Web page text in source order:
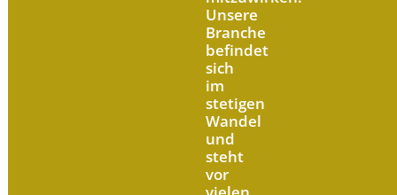
Unsere
Branche
befindet
sich
im
stetigen
Wandel
und
steht
vor